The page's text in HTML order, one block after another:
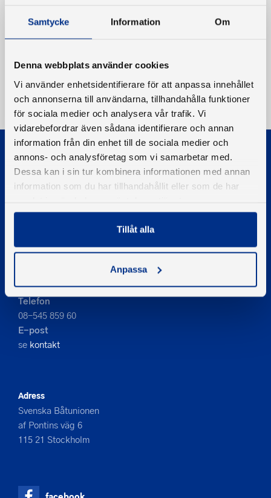
Samtycke Information Om
Denna webbplats använder cookies
Vi använder enhetsidentifierare för att anpassa innehållet
och annonserna till användarna, tillhandahålla funktioner
för sociala medier och analysera vår trafik. Vi
vidarebefordrar även sådana identifierare och annan
information från din enhet till de sociala medier och
annons- och analysföretag som vi samarbetar med.
Dessa kan i sin tur kombinera informationen med annan
information som du har tillhandahållit eller som de har
Tillåt alla
Anpassa
© 2026 - Svenska Båtunionen
PIGMENT WEBBYRÅ
Kontakta oss
Telefon
08-545 859 60
E-post
se kontakt
Adress
Svenska Båtunionen
af Pontins väg 6
115 21 Stockholm